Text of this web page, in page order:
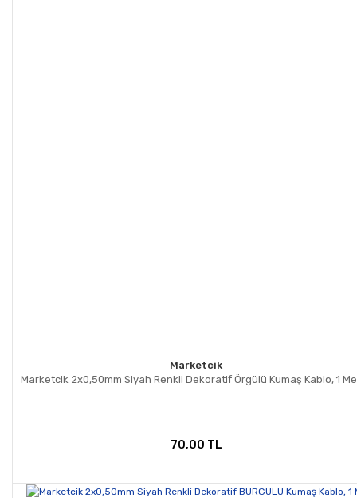
Marketcik
Marketcik 2x0,50mm Siyah Renkli Dekoratif Örgülü Kumaş Kablo, 1
70,00 TL